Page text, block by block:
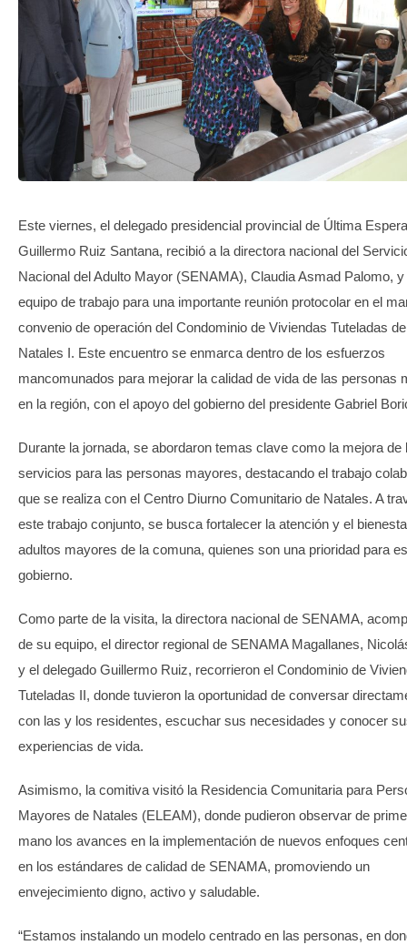
TRANSPARENCIA
Este viernes, el delegado presidencial provincial de Última
Guillermo Ruiz Santana, recibió a la directora nacional del
Nacional del Adulto Mayor (SENAMA), Claudia Asmad Palomo,
equipo de trabajo para una importante reunión protocolar en el
convenio de operación del Condominio de Viviendas Tuteladas de
Natales I. Este encuentro se enmarca dentro de los esfuerzos
mancomunados para mejorar la calidad de vida de las personas
en la región, con el apoyo del gobierno del presidente Gabriel
Durante la jornada, se abordaron temas clave como la mejora de
servicios para las personas mayores, destacando el trabajo
que se realiza con el Centro Diurno Comunitario de Natales. A
este trabajo conjunto, se busca fortalecer la atención y el
adultos mayores de la comuna, quienes son una prioridad para
gobierno.
Como parte de la visita, la directora nacional de SENAMA,
de su equipo, el director regional de SENAMA Magallanes,
y el delegado Guillermo Ruiz, recorrieron el Condominio de
Tuteladas II, donde tuvieron la oportunidad de conversar
con las y los residentes, escuchar sus necesidades y conocer
experiencias de vida.
Asimismo, la comitiva visitó la Residencia Comunitaria para
Mayores de Natales (ELEAM), donde pudieron observar de
mano los avances en la implementación de nuevos enfoques
en los estándares de calidad de SENAMA, promoviendo un
envejecimiento digno, activo y saludable.
“Estamos instalando un modelo centrado en las personas, en